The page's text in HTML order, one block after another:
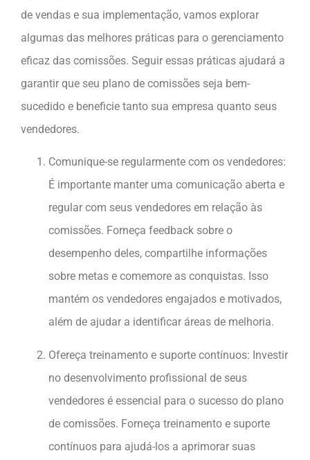
de vendas e sua implementação, vamos explorar
algumas das melhores práticas para o gerenciamento
eficaz das comissões. Seguir essas práticas ajudará a
garantir que seu plano de comissões seja bem-
sucedido e beneficie tanto sua empresa quanto seus
vendedores.
Comunique-se regularmente com os vendedores:
É importante manter uma comunicação aberta e
regular com seus vendedores em relação às
comissões. Forneça feedback sobre o
desempenho deles, compartilhe informações
sobre metas e comemore as conquistas. Isso
mantém os vendedores engajados e motivados,
além de ajudar a identificar áreas de melhoria.
Ofereça treinamento e suporte contínuos: Investir
no desenvolvimento profissional de seus
vendedores é essencial para o sucesso do plano
de comissões. Forneça treinamento e suporte
contínuos para ajudá-los a aprimorar suas